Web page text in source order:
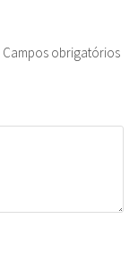
Campos obrigatórios